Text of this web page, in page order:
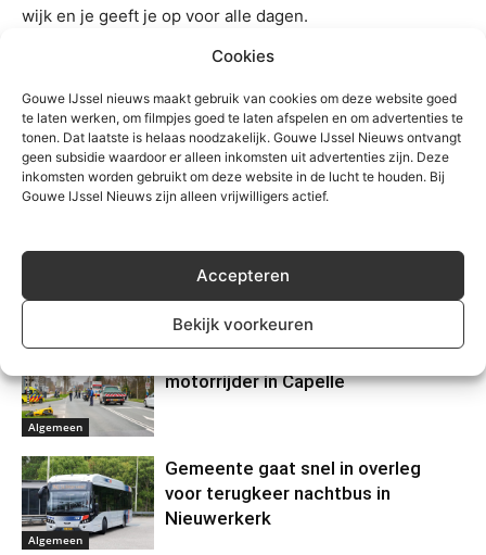
Cookies
Gouwe IJssel nieuws maakt gebruik van cookies om deze website goed
te laten werken, om filmpjes goed te laten afspelen en om advertenties te
tonen. Dat laatste is helaas noodzakelijk. Gouwe IJssel Nieuws ontvangt
geen subsidie waardoor er alleen inkomsten uit advertenties zijn. Deze
inkomsten worden gebruikt om deze website in de lucht te houden. Bij
Gouwe IJssel Nieuws zijn alleen vrijwilligers actief.
Accepteren
Bekijk voorkeuren
wijk en je geeft je op voor alle dagen.
Gerelateerd
Algemeen
Verkeerschaos N219 na val
motorrijder in Capelle
Algemeen
Gemeente gaat snel in overleg
voor terugkeer nachtbus in
Nieuwerkerk